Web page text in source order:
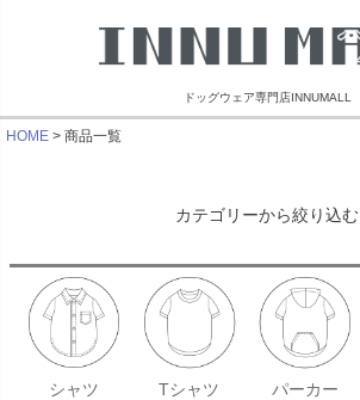
ドッグウェア専門店INNUMALL
HOME 商品一覧
カテゴリーから絞り込む
シャツ Tシャツ パーカー